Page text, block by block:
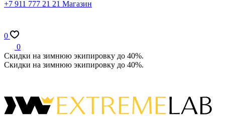
+7 911 777 21 21 Магазин
0
0
Скидки на зимнюю экипировку до 40%.
Скидки на зимнюю экипировку до 40%.